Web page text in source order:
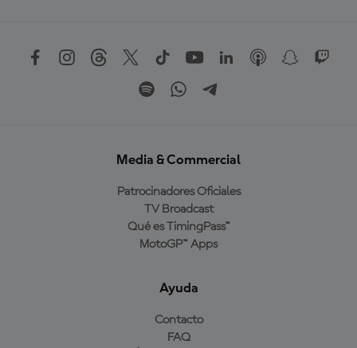
Media & Commercial
Patrocinadores Oficiales
TV Broadcast
Qué es TimingPass™
MotoGP™ Apps
Ayuda
Contacto
FAQ